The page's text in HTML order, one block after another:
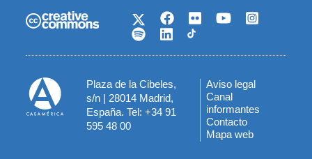
Plaza de la Cibeles,
s/n | 28014 Madrid,
España. Tel: +34 91
595 48 00
Menú
del
pie
Aviso legal
Canal
informantes
Contacto
Mapa web